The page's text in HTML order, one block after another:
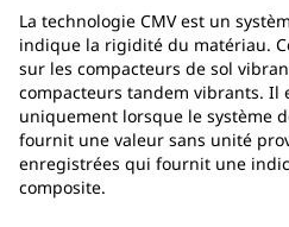
La technologie CMV est un
indique la rigidité du matériau.
sur les compacteurs de sol
compacteurs tandem vibrants. Il
uniquement lorsque le système
fournit une valeur sans unité
enregistrées qui fournit une
composite.